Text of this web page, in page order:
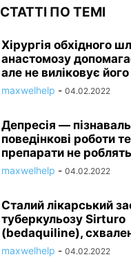
СТАТТІ ПО ТЕМІ
Хірургія обхідного
анастомозу
але не виліковує його
maxwelhelp - 04.02.2022
Депресія —
поведінкові роботи
препарати не роблять
maxwelhelp - 04.02.2022
Сталий лікарський
туберкульозу Sirturo
(bedaquiline),
maxwelhelp - 04.02.2022